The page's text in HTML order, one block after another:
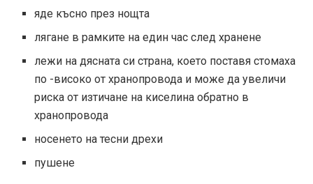
яде късно през нощта
лягане в рамките на един час след хранене
лежи на дясната си страна, което поставя стомаха
по -високо от хранопровода и може да увеличи
риска от изтичане на киселина обратно в
хранопровода
носенето на тесни дрехи
пушене